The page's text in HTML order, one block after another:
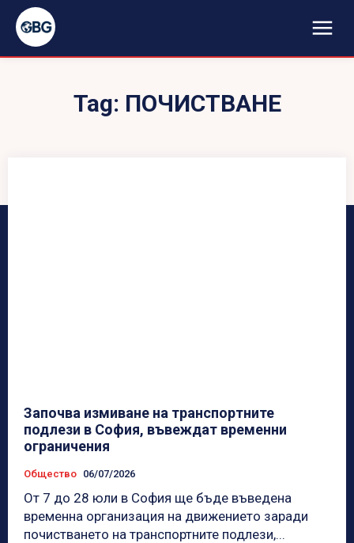
Tag: ПОЧИСТВАНЕ
Започва измиване на транспортните
подлези в София, въвеждат временни
ограничения
Общество 06/07/2026
От 7 до 28 юли в София ще бъде въведена
временна организация на движението заради
почистването на транспортните подлези,...